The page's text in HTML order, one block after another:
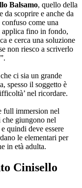
Balsamo, quello della
scoprire e anche da
confuso come una
applica fino in fondo,
e cerca una soluzione
non riesco a scriverlo
ci sia un grande
spesso il soggetto è
nel ricordare.
full immersion nel
che giungono nel
quindi deve essere
le elementari per
in età adulta.
Cinisello